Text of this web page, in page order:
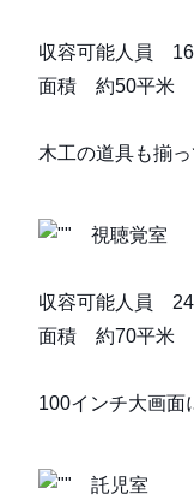
収容可能人員 16
面積 約50平米
木工の道具も揃っ
視聴覚室
収容可能人員 24
面積 約70平米
100インチ大画面
託児室